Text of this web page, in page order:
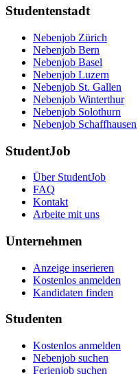
Studentenstadt
Nebenjob Zürich
Nebenjob Bern
Nebenjob Basel
Nebenjob Luzern
Nebenjob St. Gallen
Nebenjob Winterthur
Nebenjob Solothurn
Nebenjob Schaffhausen
StudentJob
Über StudentJob
FAQ
Kontakt
Arbeite mit uns
Unternehmen
Anzeige inserieren
Kostenlos anmelden
Kandidaten finden
Studenten
Kostenlos anmelden
Nebenjob suchen
Ferienjob suchen